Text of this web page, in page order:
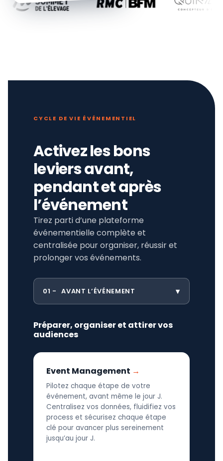
CYCLE DE VIE ÉVÉNEMENTIEL
Activez les bons
leviers avant,
pendant et après
l’événement
Tirez parti d’une plateforme
événementielle complète et
centralisée pour organiser, réussir et
prolonger vos événements.
01 AVANT L’ÉVÉNEMENT
Préparer, organiser et attirer vos
audiences
Event Management
Pilotez chaque étape de votre
événement, avant même le jour J.
Centralisez vos données, fluidifiez vos
process et sécurisez chaque étape
clé pour avancer plus sereinement
jusqu’au jour J.